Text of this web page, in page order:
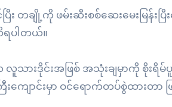
တချို့ကို ဖမ်းဆီးစစ်ဆေးမေးမြန်းပြီ
ပါတယ်။
ားဒိုင်းအဖြစ် အသုံးချမှာကို စိုးရိမ်
ျောင်းမှာ ဝင်ရောက်တပ်စွဲထားတာ ဖြ